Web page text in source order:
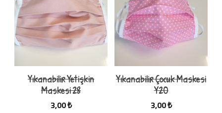
Yıkanabilir Yetişkin
Maskesi 28
3,00 ₺
Yıkanabilir Çocuk Maskesi
Y20
3,00 ₺